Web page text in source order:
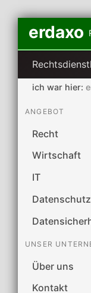
erdaxo
ich war hier:
ANGEBOT
Recht
Wirtschaft
IT
Datenschutz
UNSER
Über uns
Kontakt